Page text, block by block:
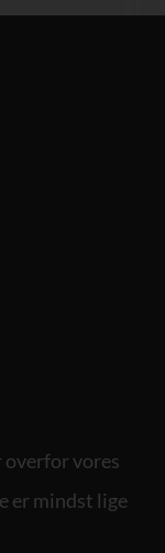
overfor vores
er mindst lige